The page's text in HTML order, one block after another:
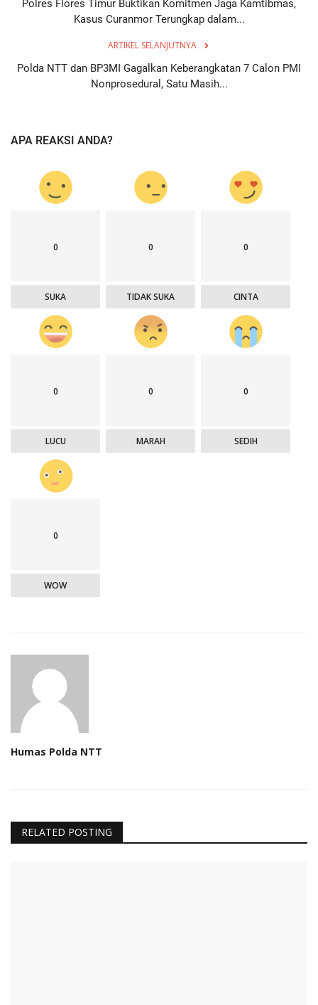
Polres Flores Timur Buktikan Komitmen Jaga Kamtibmas,
Kasus Curanmor Terungkap dalam...
ARTIKEL SELANJUTNYA
Polda NTT dan BP3MI Gagalkan Keberangkatan 7 Calon PMI
Nonprosedural, Satu Masih...
APA REAKSI ANDA?
0
SUKA
0
TIDAK SUKA
0
CINTA
0
LUCU
0
MARAH
0
SEDIH
0
WOW
Humas Polda NTT
RELATED POSTING